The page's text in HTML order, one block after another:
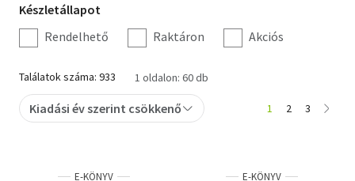
Irodalom
Művészet
Szakkönyv
Szótár, nyelvkönyv
Készletállapot
szűrés
Készletállapot
Rendelhető
Raktáron Akciós
Találatok száma: 933 1 oldalon: 60 db
Kiadási év szerint csökkenő 1 2 3
E-KÖNYV E-KÖNYV